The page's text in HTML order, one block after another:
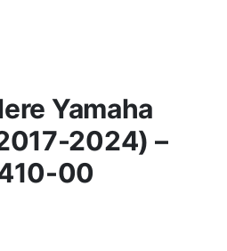
Yamaha
2024) –
00